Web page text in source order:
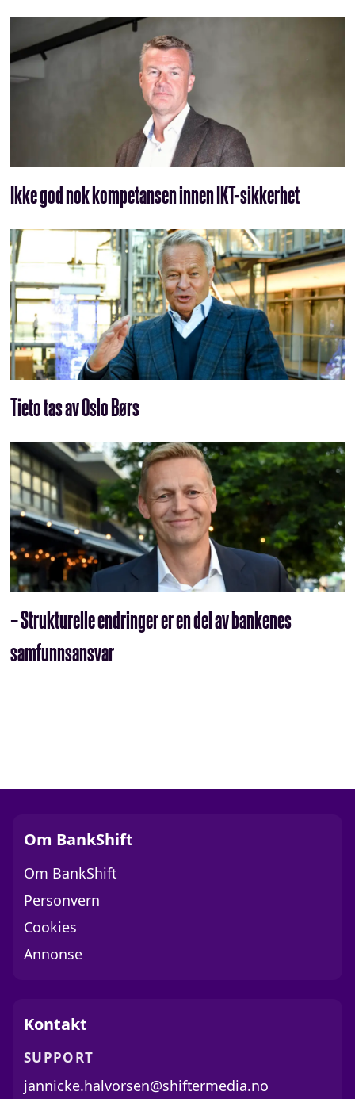
Ikke god nok kompetansen innen IKT-sikkerhet
Tieto tas av Oslo Børs
– Strukturelle endringer er en del av bankenes
samfunnsansvar
Om BankShift
Om BankShift
Personvern
Cookies
Annonse
Kontakt
SUPPORT
jannicke.halvorsen@shiftermedia.no